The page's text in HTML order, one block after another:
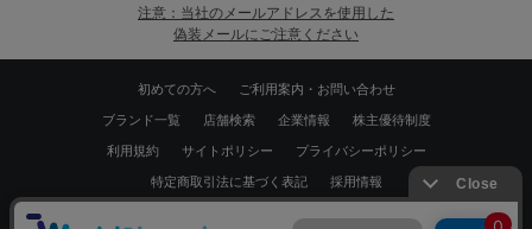
注意：当社のメールアドレスを使用した
偽装メールにご注意ください
初めての方へ ご利用案内・お問い合わせ
ブランド一覧 店舗検索 企業情報 株主優待制度
利用規約 サイトポリシー プライバシーポリシー
特定商取引法に基づく表記 採用情報